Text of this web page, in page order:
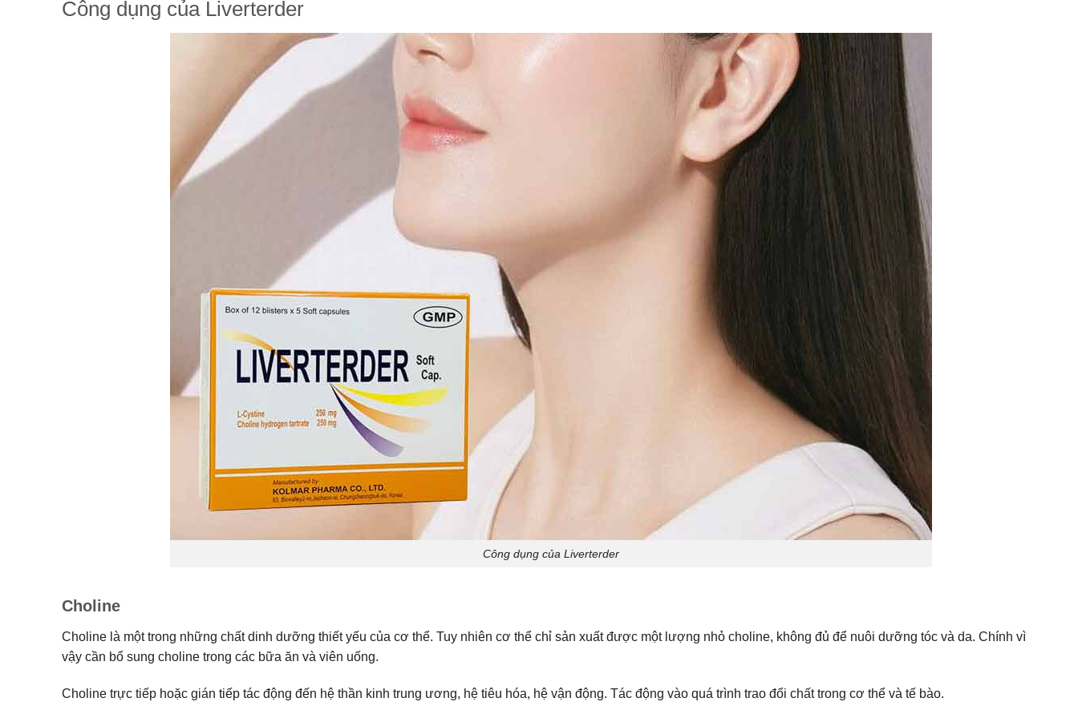
Công dụng của Liverterder
Công dụng của Liverterder
Choline
Choline là một trong những chất dinh dưỡng thiết yếu của cơ thể. Tuy nhiên cơ thể chỉ sản xuất được một lượng nhỏ choline, không đủ để nuôi dưỡng tóc và da. Chính vì
vậy cần bổ sung choline trong các bữa ăn và viên uống.
Choline trực tiếp hoặc gián tiếp tác động đến hệ thần kinh trung ương, hệ tiêu hóa, hệ vận động. Tác động vào quá trình trao đổi chất trong cơ thể và tế bào.